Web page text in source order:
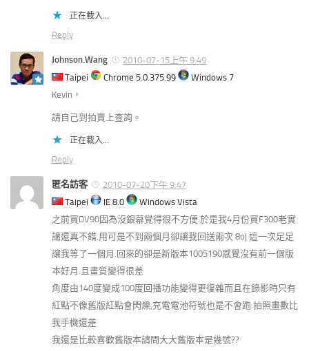
正在載入...
Reply
Johnson.Wang
2010-07-15上午 9:49
Taipei
Chrome 5.0.375.99
Windows 7
Kevin，
請自己到拍賣上查詢。
正在載入...
Reply
匿名訪客
2010-07-20下午 9:47
Taipei
IE 8.0
Windows Vista
之前買DV90因為沒銀幕覺得很不方便.於是我4月份買F300老實
講還真不錯.用可是不到兩個月卻讓我回送兩次 8o| 這一次足足
讓我等了一個月.回來的卻是新版本1005190感覺沒有前一個版
本好月.且畫質變得很差
角度由140度變成100度回播功能變得更復雜而且在錄影時只有
紅點不像舊版紅點會閃爍,充電電池符號也是不會跑.拍照畫數比
我手機還差
我還是比較喜歡舊版本請問大大舊版本是幾號??